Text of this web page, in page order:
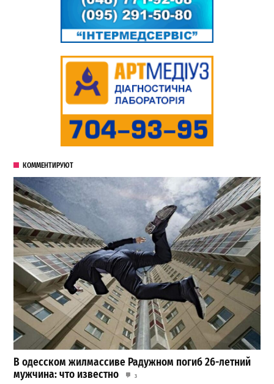
КОММЕНТИРУЮТ
В одесском жилмассиве Радужном погиб 26-летний
мужчина: что известно
3